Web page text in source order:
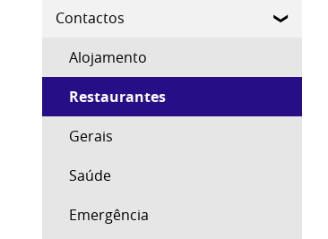
Contactos
Alojamento
Restaurantes
Gerais
Saúde
Emergência